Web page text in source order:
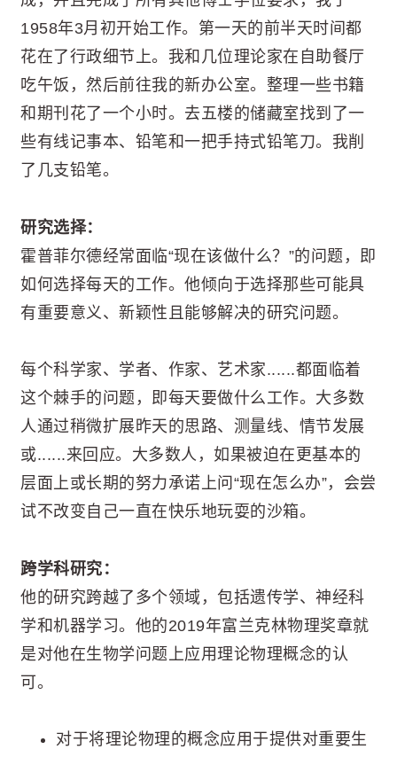
1958年3月初开始工作。第一天的前半天时间都
花在了行政细节上。我和几位理论家在自助餐厅
吃午饭，然后前往我的新办公室。整理一些书籍
和期刊花了一个小时。去五楼的储藏室找到了一
些有线记事本、铅笔和一把手持式铅笔刀。我削
了几支铅笔。
研究选择：
霍普菲尔德经常面临“现在该做什么？”的问题，即
如何选择每天的工作。他倾向于选择那些可能具
有重要意义、新颖性且能够解决的研究问题。
每个科学家、学者、作家、艺术家......都面临着
这个棘手的问题，即每天要做什么工作。大多数
人通过稍微扩展昨天的思路、测量线、情节发展
或......来回应。大多数人，如果被迫在更基本的
层面上或长期的努力承诺上问“现在怎么办”，会尝
试不改变自己一直在快乐地玩耍的沙箱。
跨学科研究：
他的研究跨越了多个领域，包括遗传学、神经科
学和机器学习。他的2019年富兰克林物理奖章就
是对他在生物学问题上应用理论物理概念的认
可。
对于将理论物理的概念应用于提供对重要生